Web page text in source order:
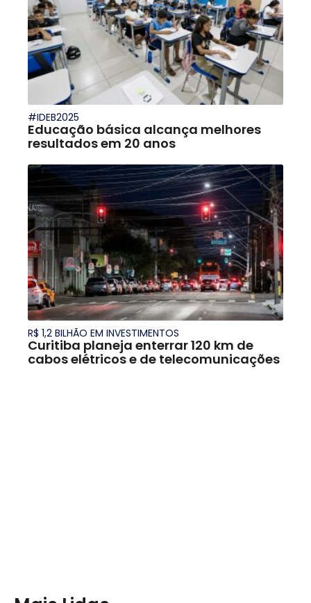
#IDEB2025
Educação básica alcança melhores
resultados em 20 anos
R$ 1,2 BILHÃO EM INVESTIMENTOS
Curitiba planeja enterrar 120 km de
cabos elétricos e de telecomunicações